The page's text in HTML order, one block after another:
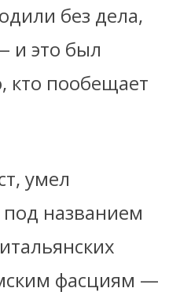
без дела,
и это был
кто пообещает
умел
названием
фасциям —